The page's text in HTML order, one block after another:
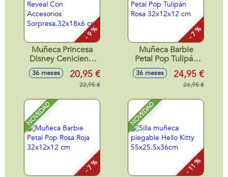
- 9 %
Muñeca Princesa
Disney Cenicienta
Reveal Con
Accesorios
Sorpresa.32x18x6
36 meses 20,95 €
22,95 €
- 7 %
Muñeca Barbie
Petal Pop Tulipán
Rosa 32x12x12 cm
36 meses 24,95 €
26,95 €
NOVEDAD
- 7 %
NOVEDAD
- 11 %